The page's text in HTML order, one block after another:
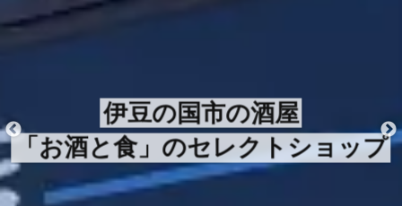
伊豆の国市の酒屋
「お酒と食」のセレクトショップ